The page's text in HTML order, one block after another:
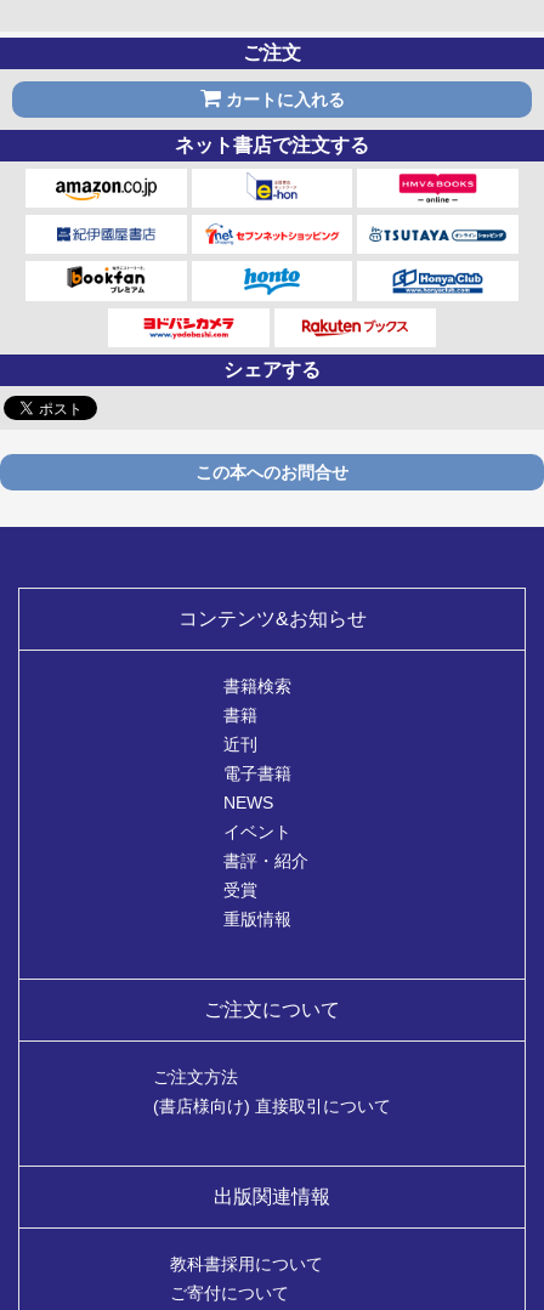
ご注文
カートに入れる
ネット書店で注文する
シェアする
この本へのお問合せ
コンテンツ&お知らせ
書籍検索
書籍
近刊
電子書籍
NEWS
イベント
書評・紹介
受賞
重版情報
ご注文について
ご注文方法
(書店様向け) 直接取引について
出版関連情報
教科書採用について
ご寄付について